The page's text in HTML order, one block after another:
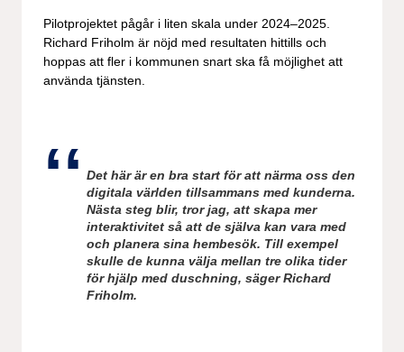
Pilotprojektet pågår i liten skala under 2024–2025.
Richard Friholm är nöjd med resultaten hittills och
hoppas att fler i kommunen snart ska få möjlighet att
använda tjänsten.
Det här är en bra start för att närma oss den
digitala världen tillsammans med kunderna.
Nästa steg blir, tror jag, att skapa mer
interaktivitet så att de själva kan vara med
och planera sina hembesök. Till exempel
skulle de kunna välja mellan tre olika tider
för hjälp med duschning, säger Richard
Friholm.